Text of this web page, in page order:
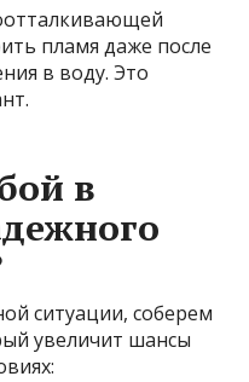
пламя даже после
в воду. Это
в
ситуации, соберем
увеличит шансы